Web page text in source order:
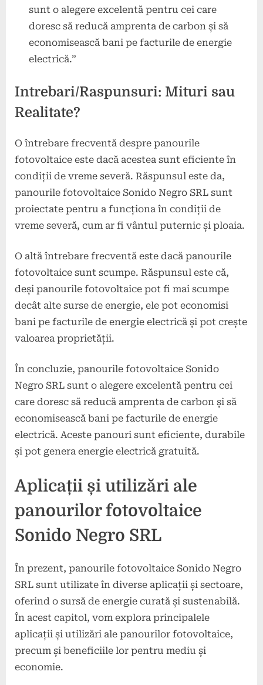
sunt o alegere excelentă pentru cei care
doresc să reducă amprenta de carbon și să
economisească bani pe facturile de energie
electrică.”
Intrebari/Raspunsuri: Mituri sau
Realitate?
O întrebare frecventă despre panourile
fotovoltaice este dacă acestea sunt eficiente în
condiții de vreme severă. Răspunsul este da,
panourile fotovoltaice Sonido Negro SRL sunt
proiectate pentru a funcționa în condiții de
vreme severă, cum ar fi vântul puternic și ploaia.
O altă întrebare frecventă este dacă panourile
fotovoltaice sunt scumpe. Răspunsul este că,
deși panourile fotovoltaice pot fi mai scumpe
decât alte surse de energie, ele pot economisi
bani pe facturile de energie electrică și pot crește
valoarea proprietății.
În concluzie, panourile fotovoltaice Sonido
Negro SRL sunt o alegere excelentă pentru cei
care doresc să reducă amprenta de carbon și să
economisească bani pe facturile de energie
electrică. Aceste panouri sunt eficiente, durabile
și pot genera energie electrică gratuită.
Aplicații și utilizări ale
panourilor fotovoltaice
Sonido Negro SRL
În prezent, panourile fotovoltaice Sonido Negro
SRL sunt utilizate în diverse aplicații și sectoare,
oferind o sursă de energie curată și sustenabilă.
În acest capitol, vom explora principalele
aplicații și utilizări ale panourilor fotovoltaice,
precum și beneficiile lor pentru mediu și
economie.